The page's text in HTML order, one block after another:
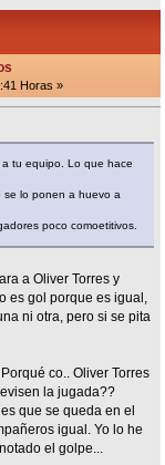
Horas »
tu equipo. Lo que hace
se lo ponen a huevo a
poco comoetitivos.
a Oliver Torres y
es gol porque es igual,
ni otra, pero si se pita
co.. Oliver Torres
la jugada??
que se queda en el
igual. Yo lo he
el golpe...